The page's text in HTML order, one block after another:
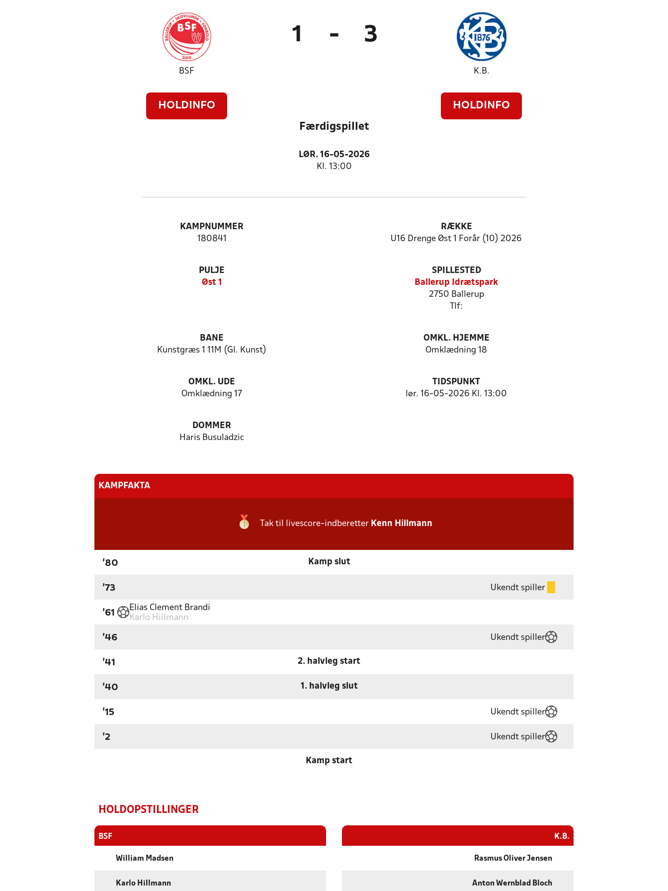
BSF
HOLDINFO
1 - 3
K.B.
HOLDINFO
Færdigspillet
LØR. 16-05-2026
Kl. 13:00
KAMPNUMMER
180841
RÆKKE
U16 Drenge Øst 1 Forår (10) 2026
PULJE
Øst 1
SPILLESTED
Ballerup Idrætspark
2750 Ballerup
Tlf:
BANE
Kunstgræs 1 11M (Gl. Kunst)
OMKL. HJEMME
Omklædning 18
OMKL. UDE
Omklædning 17
TIDSPUNKT
lør. 16-05-2026 Kl. 13:00
DOMMER
Haris Busuladzic
KAMPFAKTA
Tak til livescore-indberetter Kenn Hillmann
'80 Kamp slut
'73 Ukendt spiller
'61
Elias Clement Brandi
Karlo Hillmann
'46 Ukendt spiller
'41 2. halvleg start
'40 1. halvleg slut
'15 Ukendt spiller
'2 Ukendt spiller
Kamp start
HOLDOPSTILLINGER
BSF
William Madsen
Karlo Hillmann
K.B.
Rasmus Oliver Jensen
Anton Wernblad Bloch